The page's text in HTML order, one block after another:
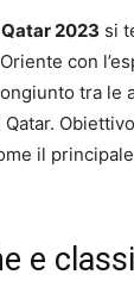
2023 si
con
tra le
il
e